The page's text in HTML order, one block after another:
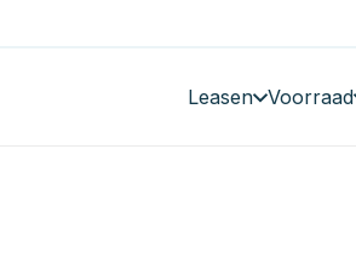
Leasen Voorraad